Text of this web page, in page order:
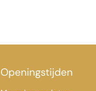
Openingstijden